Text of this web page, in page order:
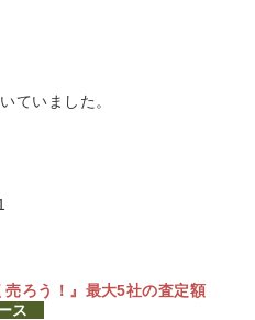
ていました。
ろう！』 最大5社の査定額
ス